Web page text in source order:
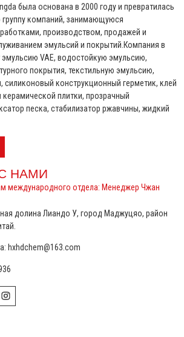
была основана в 2000 году и превратилась
компаний, занимающуюся
производством, продажей и
эмульсий и покрытий. Компания в
VAE, водостойкую эмульсию,
покрытия, текстильную эмульсию,
силиконовый конструкционный герметик, клей
плитки, прозрачный
песка, стабилизатор ржавчины, жидкий
НАМИ
международного отдела: Менеджер Чжан
долина Лиандо У, город Маджуцяо, район
hxhdchem@163.com